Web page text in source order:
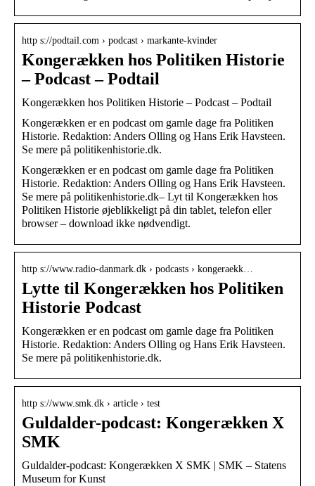
http s://podtail.com › podcast › markante-kvinder
Kongerækken hos Politiken Historie
– Podcast – Podtail
Kongerækken hos Politiken Historie – Podcast – Podtail
Kongerækken er en podcast om gamle dage fra Politiken
Historie. Redaktion: Anders Olling og Hans Erik Havsteen.
Se mere på politikenhistorie.dk.
Kongerækken er en podcast om gamle dage fra Politiken
Historie. Redaktion: Anders Olling og Hans Erik Havsteen.
Se mere på politikenhistorie.dk– Lyt til Kongerækken hos
Politiken Historie øjeblikkeligt på din tablet, telefon eller
browser – download ikke nødvendigt.
http s://www.radio-danmark.dk › podcasts › kongeraekk…
Lytte til Kongerækken hos Politiken
Historie Podcast
Kongerækken er en podcast om gamle dage fra Politiken
Historie. Redaktion: Anders Olling og Hans Erik Havsteen.
Se mere på politikenhistorie.dk.
http s://www.smk.dk › article › test
Guldalder-podcast: Kongerækken X
SMK
Guldalder-podcast: Kongerækken X SMK | SMK – Statens
Museum for Kunst